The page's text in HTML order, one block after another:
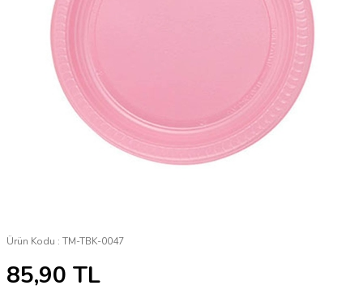
Ürün Kodu : TM-TBK-0047
85,90 TL